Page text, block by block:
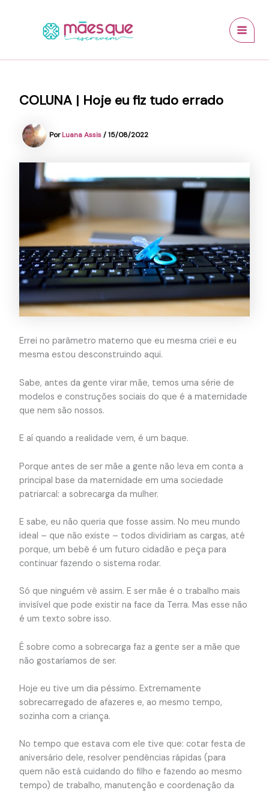
COLUNA | Hoje eu fiz tudo errado
PorLuana Assis/15/08/2022
Errei no parâmetro materno que eu mesma criei e eu
mesma estou desconstruindo aqui.
Sabe, antes da gente virar mãe, temos uma série de
modelos e construções sociais do que é a maternidade
que nem são nossos.
E aí quando a realidade vem, é um baque.
Porque antes de ser mãe a gente não leva em conta a
principal base da maternidade em uma sociedade
patriarcal: a sobrecarga da mulher.
E sabe, eu não queria que fosse assim. No meu mundo
ideal – que não existe – todos dividiriam as cargas, até
porque, um bebê é um futuro cidadão e peça para
continuar fazendo o sistema rodar.
Só que ninguém vê assim. E ser mãe é o trabalho mais
invisível que pode existir na face da Terra. Mas esse não
é um texto sobre isso.
É sobre como a sobrecarga faz a gente ser a mãe que
não gostaríamos de ser.
Hoje eu tive um dia péssimo. Extremamente
sobrecarregado de afazeres e, ao mesmo tempo,
sozinha com a criança.
No tempo que estava com ele tive que: cotar festa de
aniversário dele, resolver pendências rápidas (para
quem não está cuidando do filho e fazendo ao mesmo
tempo) de trabalho, manutenção e coordenação da